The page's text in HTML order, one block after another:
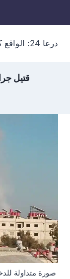
درعا 24: الواقع كما هو
قتيل
صورة متداولة